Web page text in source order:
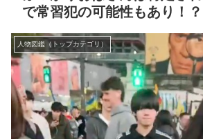
で常習犯の可能性もあり！？
人物図鑑（トップカテゴリ）